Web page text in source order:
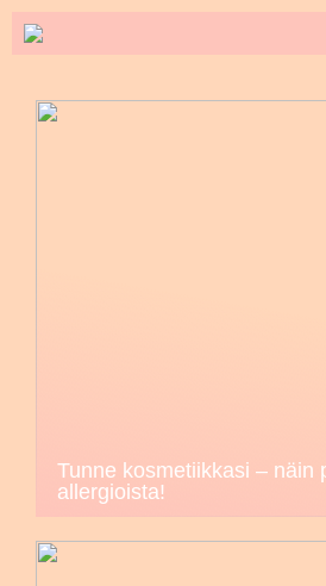
Tunne kosmetiikkasi – näin
allergioista!